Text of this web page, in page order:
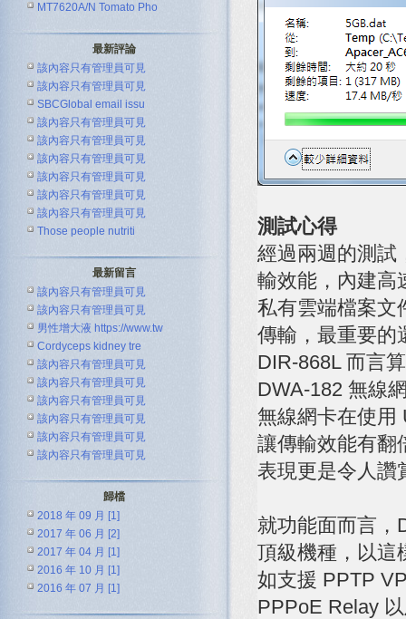
測試心得
經過兩週的測試
輸效能，內建高
私有雲端檔案文
傳輸，最重要的
DIR-868L 而言
DWA-182 無線
無線網卡在使用
讓傳輸效能有翻
表現更是令人讚
就功能面而言，
頂級機種，以這
如支援 PPTP
PPPoE Relay
MT7620A/N Tomato Pho
最新評論
該內容只有管理員可見
該內容只有管理員可見
SBCGlobal email issu
該內容只有管理員可見
該內容只有管理員可見
該內容只有管理員可見
該內容只有管理員可見
該內容只有管理員可見
該內容只有管理員可見
Those people nutriti
最新留言
該內容只有管理員可見
該內容只有管理員可見
男性增大液 https://www.tw
Cordyceps kidney tre
該內容只有管理員可見
該內容只有管理員可見
該內容只有管理員可見
該內容只有管理員可見
該內容只有管理員可見
該內容只有管理員可見
歸檔
2018 年 09 月 [1]
2017 年 06 月 [2]
2017 年 04 月 [1]
2016 年 10 月 [1]
2016 年 07 月 [1]